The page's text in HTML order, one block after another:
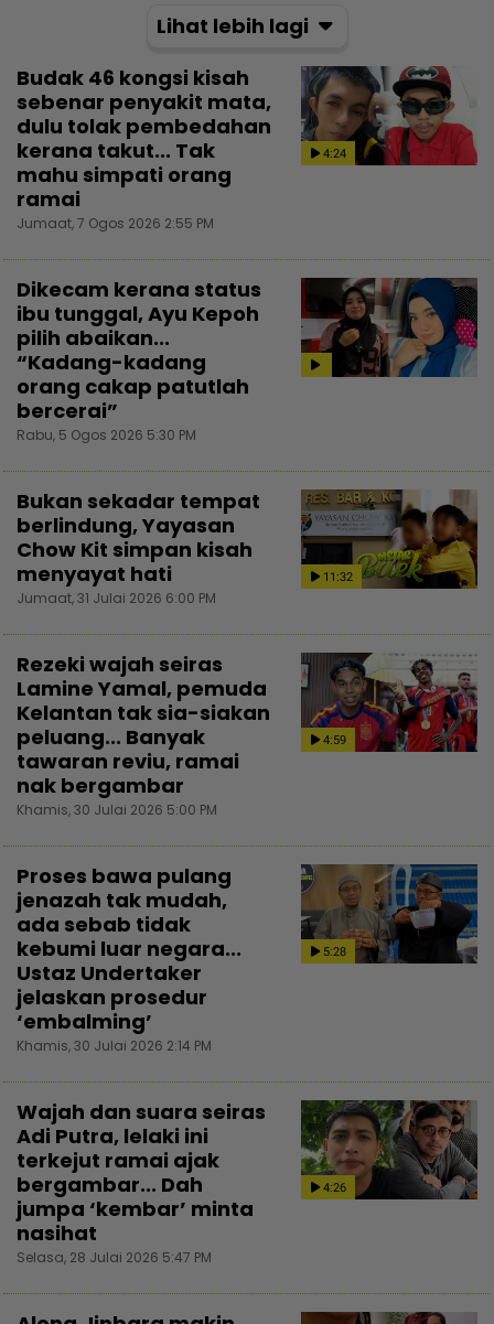
Lihat lebih lagi
4:24
Budak 46 kongsi kisah
sebenar penyakit mata,
dulu tolak pembedahan
kerana takut... Tak
mahu simpati orang
ramai
Jumaat, 7 Ogos 2026 2:55 PM
Dikecam kerana status
ibu tunggal, Ayu Kepoh
pilih abaikan...
“Kadang-kadang
orang cakap patutlah
bercerai”
Rabu, 5 Ogos 2026 5:30 PM
11:32
Bukan sekadar tempat
berlindung, Yayasan
Chow Kit simpan kisah
menyayat hati
Jumaat, 31 Julai 2026 6:00 PM
4:59
Rezeki wajah seiras
Lamine Yamal, pemuda
Kelantan tak sia-siakan
peluang... Banyak
tawaran reviu, ramai
nak bergambar
Khamis, 30 Julai 2026 5:00 PM
5:28
Proses bawa pulang
jenazah tak mudah,
ada sebab tidak
kebumi luar negara...
Ustaz Undertaker
jelaskan prosedur
‘embalming’
Khamis, 30 Julai 2026 2:14 PM
4:26
Wajah dan suara seiras
Adi Putra, lelaki ini
terkejut ramai ajak
bergambar... Dah
jumpa ‘kembar’ minta
nasihat
Selasa, 28 Julai 2026 5:47 PM